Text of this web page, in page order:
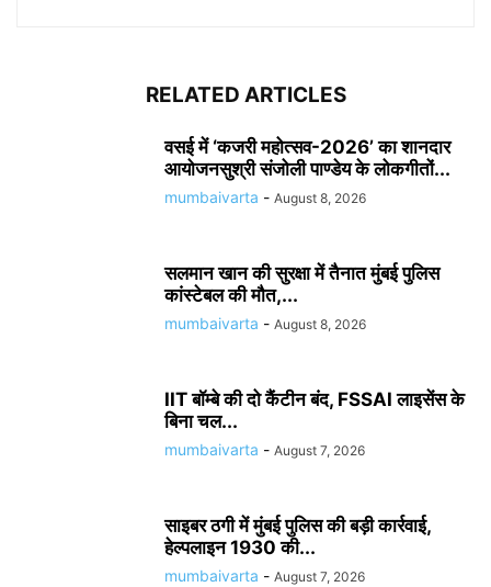
RELATED ARTICLES
वसई में ‘कजरी महोत्सव-2026’ का शानदार
आयोजनसुश्री संजोली पाण्डेय के लोकगीतों...
mumbaivarta - August 8, 2026
सलमान खान की सुरक्षा में तैनात मुंबई पुलिस
कांस्टेबल की मौत,...
mumbaivarta - August 8, 2026
IIT बॉम्बे की दो कैंटीन बंद, FSSAI लाइसेंस के
बिना चल...
mumbaivarta - August 7, 2026
साइबर ठगी में मुंबई पुलिस की बड़ी कार्रवाई,
हेल्पलाइन 1930 की...
mumbaivarta - August 7, 2026